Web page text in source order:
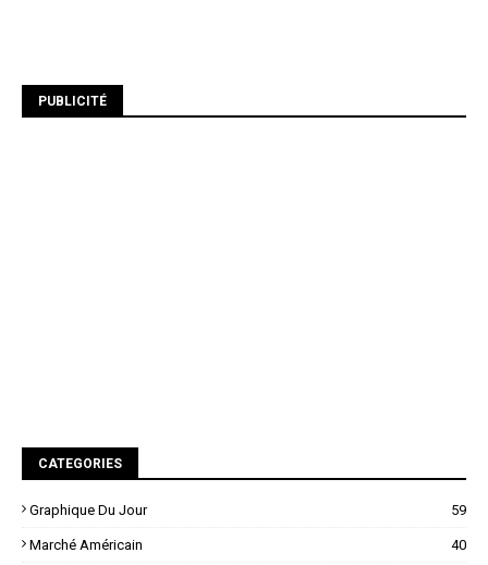
PUBLICITÉ
CATEGORIES
Graphique Du Jour 59
Marché Américain 40